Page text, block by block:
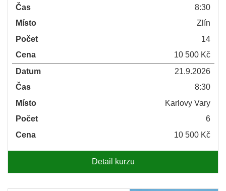
Čas
8:30
Místo
Zlín
Počet
14
Cena
10 500 Kč
Datum
21.9.2026
Čas
8:30
Místo
Karlovy Vary
Počet
6
Cena
10 500 Kč
Detail kurzu